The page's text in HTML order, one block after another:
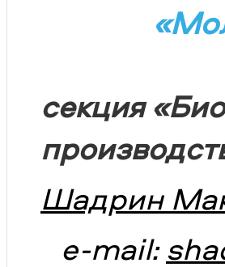
секция
Шадрин
e-mail: